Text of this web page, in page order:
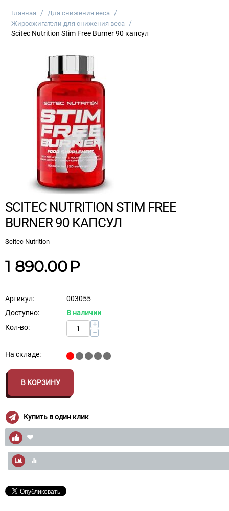
Главная / Для снижения веса /
Жиросжигатели для снижения веса /
Scitec Nutrition Stim Free Burner 90 капсул
SCITEC NUTRITION STIM FREE
BURNER 90 КАПСУЛ
Scitec Nutrition
1 890.00Р
Артикул:
003055
Доступно:
В наличии
Кол-во:
+
−
На складе:
В КОРЗИНУ
Купить в один клик